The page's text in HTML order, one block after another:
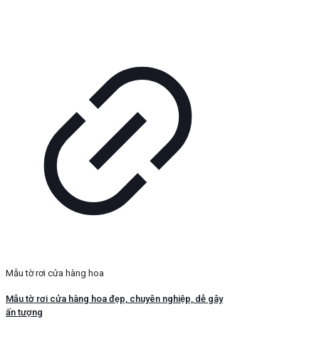
Mẫu tờ rơi cửa hàng hoa
Mẫu tờ rơi cửa hàng hoa đẹp, chuyên nghiệp, dễ gây
ấn tượng